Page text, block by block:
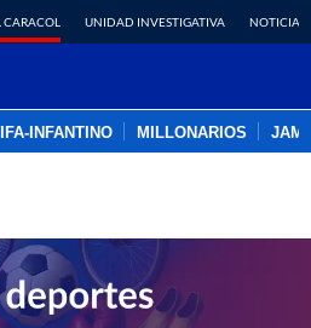
CARACOL UNIDAD INVESTIGATIVA NOTICIAS
INFANTINO MILLONARIOS